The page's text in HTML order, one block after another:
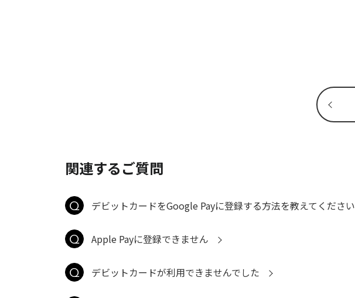
関連するご質問
デビットカードをGoogle Payに登録する方法を教えてください
Apple Payに登録できません
デビットカードが利用できませんでした